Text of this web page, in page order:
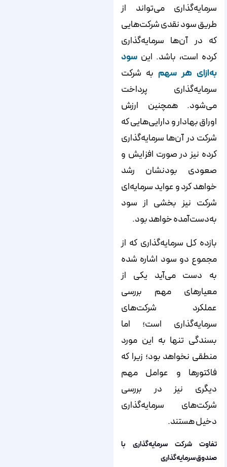
سرمایه‌گذاری می‌تواند از
طریق سود نقدی شرکت‌‌‌‌‌‌هایی
که در آن‌‌‌‌‌‌ها سرمایه‌‌‌‌‌‌گذاری
کرده است، باشد. این سود
به‌ازای هر سهم به شرکت
سرمایه‌‌‌‌‌‌گذاری پرداخت
می‌شود. همچنین ارزش
اوراق بهادار و دارایی‌هایی که
شرکت در آن‌ها سرمایه‌گذاری
کرده نیز در صورت افزایش و
صعودی بودنشان رشد
خواهد کرد و عواید سرمایه‌ای
شرکت نیز بخشی از سود
به‌دست‌آمده خواهد بود.
بازده کل سرمایه‌گذاری که از
مجموع دو سود اشاره شده
به دست می‌آید یکی از
معیارهای مهم بررسی
عملکرد شرکت‌های
سرمایه‌گذاری است؛ اما
بسندگی تنها به این مورد
منطقی نخواهد بود؛ زیرا که
فاکتورها و عوامل مهم
دیگری نیز در بررسی
شرکت‌های سرمایه‌گذاری
دخیل هستند.
تفاوت شرکت سرمایه‌گذاری با
صندوق سرمایه‌گذاری